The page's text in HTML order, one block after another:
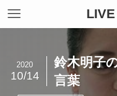
鈴木明子
言葉
2020
10/14